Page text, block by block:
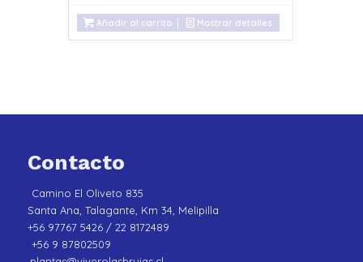
Añadir al carrito Mostrar detalles
Contacto
Camino El Oliveto 835
Santa Ana, Talagante, Km 34, Melipilla
+56 97767 5426 / 22 8172489
+56 9 87802509